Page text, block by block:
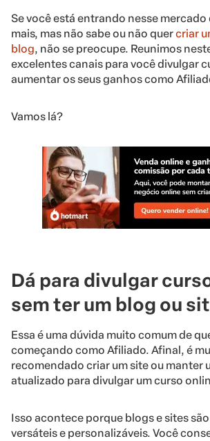
Se você está entrando nesse mercado
mais, mas não sabe ou não quercriar
blog, não se preocupe. Reunimos
excelentes canais para você divulgar
aumentar os seus ganhos como
Vamos lá?
Dá para divulgar
sem ter um blog ou
Essa é uma dúvida muito comum de
começando como Afiliado. Afinal, é
recomendado criar um site ou manter
atualizado para divulgar um curso
Isso acontece porque blogs e sites
versáteis e personalizáveis. Você